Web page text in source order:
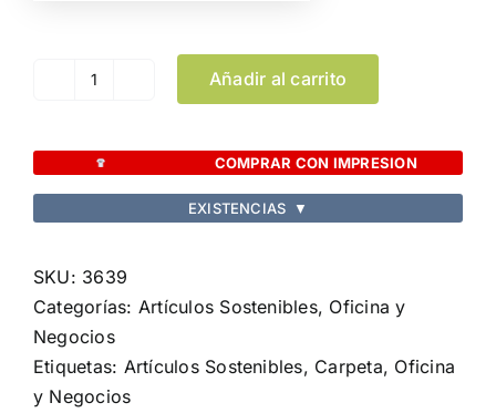
Carpeta
cantidad
Añadir al carrito
COMPRAR CON IMPRESION
EXISTENCIAS ▼
SKU: 3639
Categorías: Artículos Sostenibles, Oficina y
Negocios
Etiquetas: Artículos Sostenibles, Carpeta, Oficina
y Negocios